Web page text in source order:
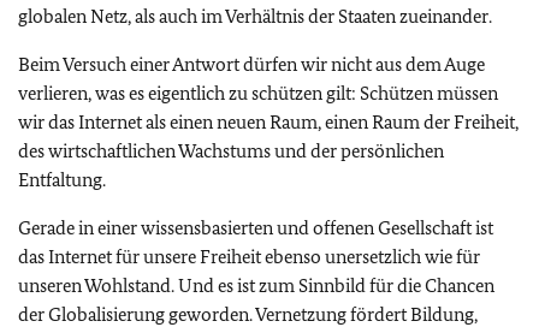
globalen Netz, als auch im Verhältnis der Staaten zueinander.
Beim Versuch einer Antwort dürfen wir nicht aus dem Auge
verlieren, was es eigentlich zu schützen gilt: Schützen müssen
wir das Internet als einen neuen Raum, einen Raum der Freiheit,
des wirtschaftlichen Wachstums und der persönlichen
Entfaltung.
Gerade in einer wissensbasierten und offenen Gesellschaft ist
das Internet für unsere Freiheit ebenso unersetzlich wie für
unseren Wohlstand. Und es ist zum Sinnbild für die Chancen
der Globalisierung geworden. Vernetzung fördert Bildung,